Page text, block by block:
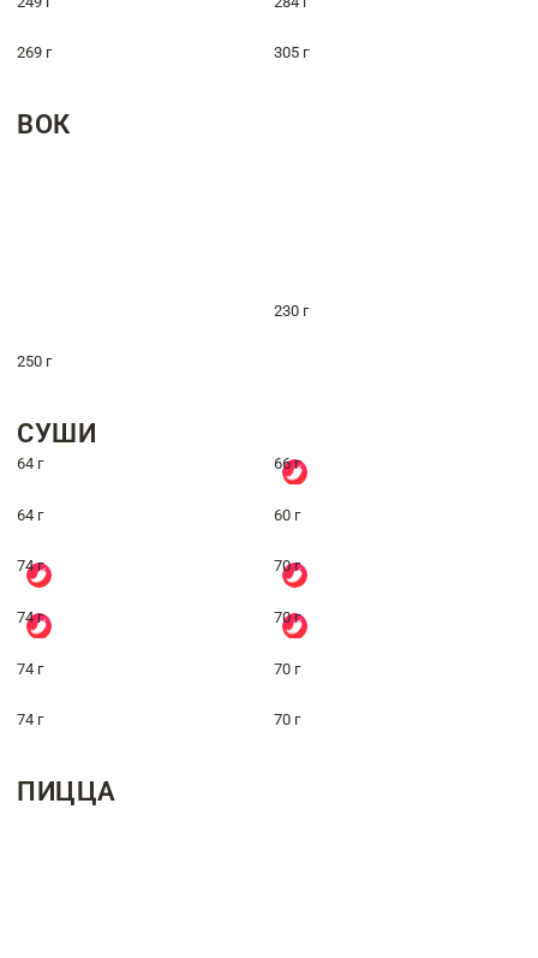
269 г 305 г
ВОК
230 г
250 г
СУШИ
64 г 66 г
64 г 60 г
74 г 70 г
74 г 70 г
74 г 70 г
74 г 70 г
ПИЦЦА